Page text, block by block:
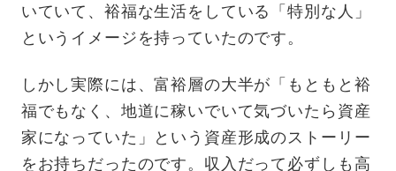
いていて、裕福な生活をしている「特別な人」
というイメージを持っていたのです。
しかし実際には、富裕層の大半が「もともと裕
福でもなく、地道に稼いでいて気づいたら資産
家になっていた」という資産形成のストーリー
をお持ちだったのです。収入だって必ずしも高